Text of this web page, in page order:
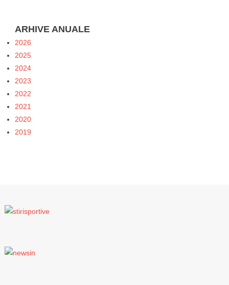
ARHIVE ANUALE
2026
2025
2024
2023
2022
2021
2020
2019